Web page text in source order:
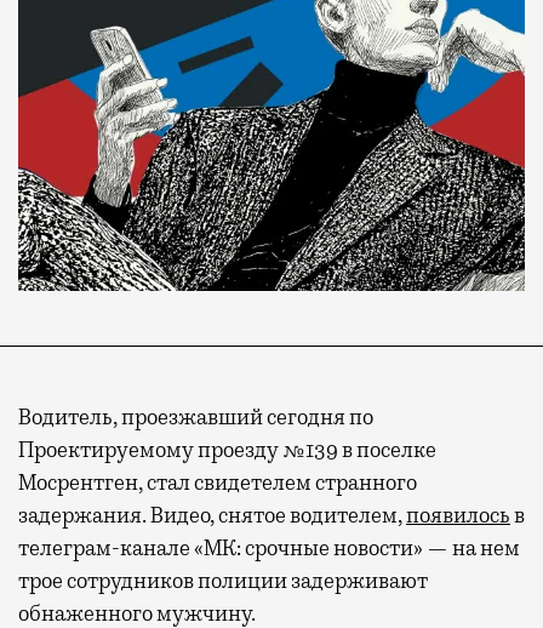
Водитель, проезжавший сегодня по
Проектируемому проезду №139 в поселке
Мосрентген, стал свидетелем странного
задержания. Видео, снятое водителем,появилосьв
телеграм-канале «МК: срочные новости» — на нем
трое сотрудников полиции задерживают
обнаженного мужчину.